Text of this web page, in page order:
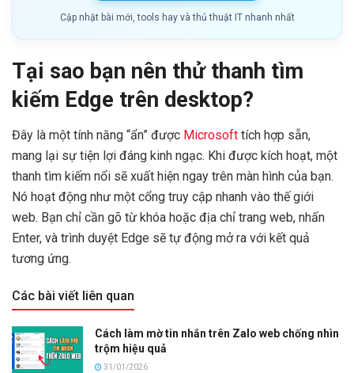
Cập nhật bài mới, tools hay và thủ thuật IT nhanh nhất
Tại sao bạn nên thử thanh tìm
kiếm Edge trên desktop?
Đây là một tính năng “ẩn” được Microsoft tích hợp sẵn,
mang lại sự tiện lợi đáng kinh ngạc. Khi được kích hoạt, một
thanh tìm kiếm nổi sẽ xuất hiện ngay trên màn hình của bạn.
Nó hoạt động như một cổng truy cập nhanh vào thế giới
web. Bạn chỉ cần gõ từ khóa hoặc địa chỉ trang web, nhấn
Enter, và trình duyệt Edge sẽ tự động mở ra với kết quả
tương ứng.
Các bài viết liên quan
Cách làm mờ tin nhắn trên Zalo web chống nhìn
trộm hiệu quả
31/01/2026